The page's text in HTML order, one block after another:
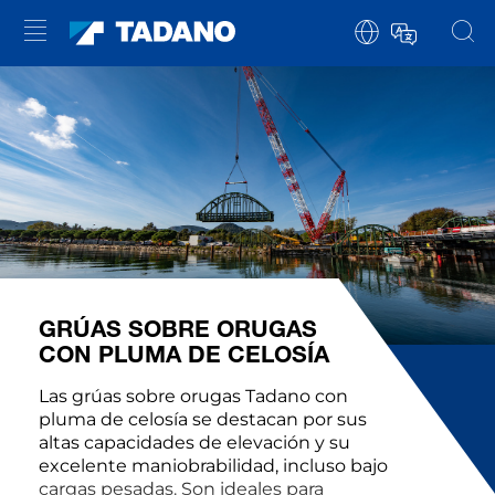
GRÚAS SOBRE ORUGAS
CON PLUMA DE CELOSÍA
Las grúas sobre orugas Tadano con
pluma de celosía se destacan por sus
altas capacidades de elevación y su
excelente maniobrabilidad, incluso bajo
cargas pesadas. Son ideales para